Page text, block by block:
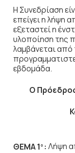
Η Συνεδρίαση
επείγει η λήψη
εξεταστεί η
υλοποίηση της
λαμβάνεται από
εβδομάδα.
Ο
ΘΕΜΑ 1 ο : Λήψη